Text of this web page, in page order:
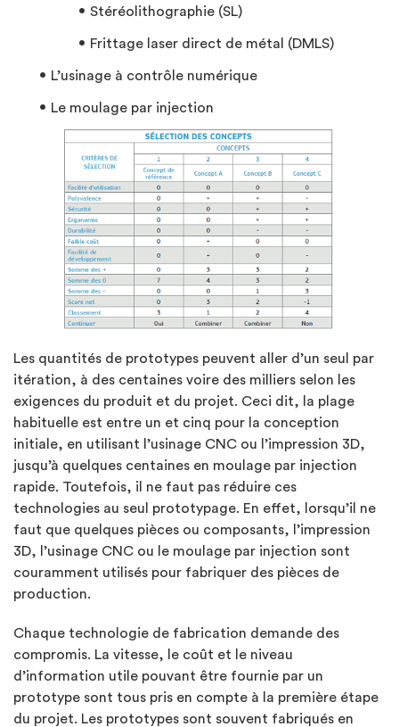
Stéréolithographie (SL)
Frittage laser direct de métal (DMLS)
L’usinage à contrôle numérique
Le moulage par injection
Les quantités de prototypes peuvent aller d’un seul par
itération, à des centaines voire des milliers selon les
exigences du produit et du projet. Ceci dit, la plage
habituelle est entre un et cinq pour la conception
initiale, en utilisant l’usinage CNC ou l’impression 3D,
jusqu’à quelques centaines en moulage par injection
rapide. Toutefois, il ne faut pas réduire ces
technologies au seul prototypage. En effet, lorsqu’il ne
faut que quelques pièces ou composants, l’impression
3D, l’usinage CNC ou le moulage par injection sont
couramment utilisés pour fabriquer des pièces de
production.
Chaque technologie de fabrication demande des
compromis. La vitesse, le coût et le niveau
d’information utile pouvant être fournie par un
prototype sont tous pris en compte à la première étape
du projet. Les prototypes sont souvent fabriqués en